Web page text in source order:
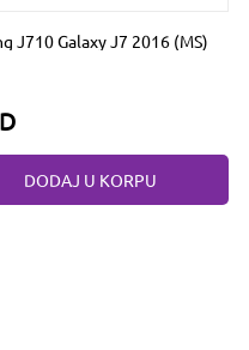
J710 Galaxy J7 2016 (MS)
DODAJ U KORPU